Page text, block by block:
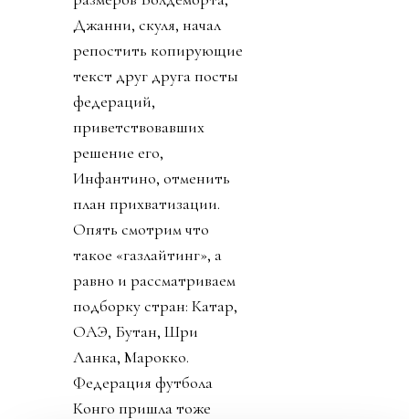
Джанни, скуля, начал
репостить копирующие
текст друг друга посты
федераций,
приветствовавших
решение его,
Инфантино, отменить
план прихватизации.
Опять смотрим что
такое «газлайтинг», а
равно и рассматриваем
подборку стран: Катар,
ОАЭ, Бутан, Шри
Ланка, Марокко.
Федерация футбола
Конго пришла тоже